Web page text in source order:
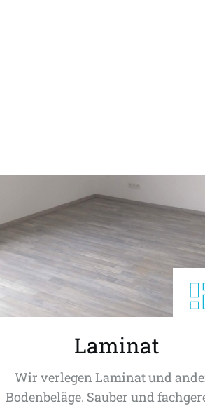
Laminat
Wir verlegen Laminat und
Bodenbeläge. Sauber und